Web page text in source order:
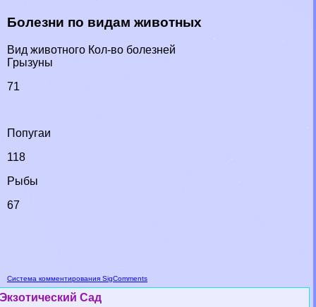
Болезни по видам животных
Вид животного Кол-во болезней
Грызуны
71
Попугаи
118
Рыбы
67
Система комментирования SigComments
Экзотический Сад